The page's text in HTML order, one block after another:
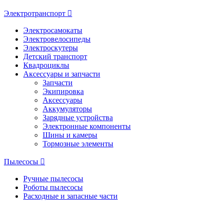
Электротранспорт
Электросамокаты
Электровелосипеды
Электроскутеры
Детский транспорт
Квадроциклы
Аксессуары и запчасти
Запчасти
Экипировка
Аксессуары
Аккумуляторы
Зарядные устройства
Электронные компоненты
Шины и камеры
Тормозные элементы
Пылесосы
Ручные пылесосы
Роботы пылесосы
Расходные и запасные части